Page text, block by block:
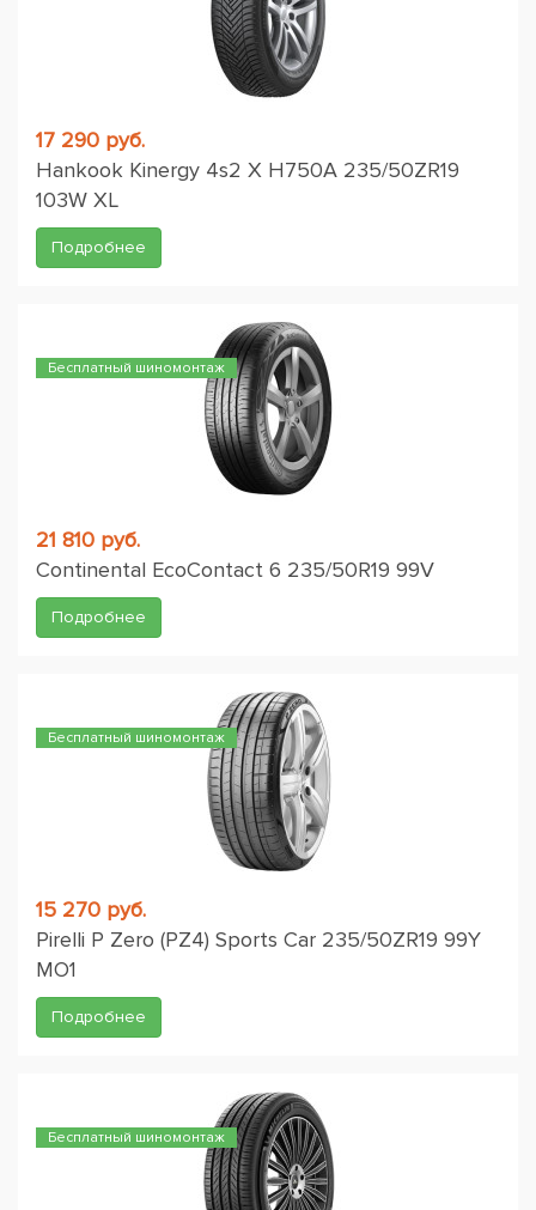
17 290 руб.
Hankook Kinergy 4s2 X H750A 235/50ZR19
103W XL
Подробнее
Бесплатный шиномонтаж
21 810 руб.
Continental EcoContact 6 235/50R19 99V
Подробнее
Бесплатный шиномонтаж
15 270 руб.
Pirelli P Zero (PZ4) Sports Car 235/50ZR19 99Y
MO1
Подробнее
Бесплатный шиномонтаж